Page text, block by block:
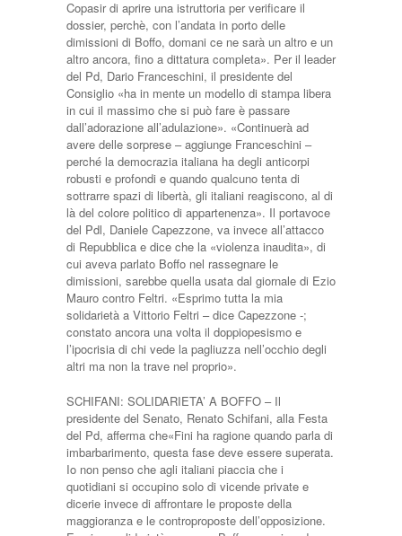
Copasir di aprire una istruttoria per verificare il
dossier, perchè, con l’andata in porto delle
dimissioni di Boffo, domani ce ne sarà un altro e un
altro ancora, fino a dittatura completa». Per il leader
del Pd, Dario Franceschini, il presidente del
Consiglio «ha in mente un modello di stampa libera
in cui il massimo che si può fare è passare
dall’adorazione all’adulazione». «Continuerà ad
avere delle sorprese – aggiunge Franceschini –
perché la democrazia italiana ha degli anticorpi
robusti e profondi e quando qualcuno tenta di
sottrarre spazi di libertà, gli italiani reagiscono, al di
là del colore politico di appartenenza». Il portavoce
del Pdl, Daniele Capezzone, va invece all’attacco
di Repubblica e dice che la «violenza inaudita», di
cui aveva parlato Boffo nel rassegnare le
dimissioni, sarebbe quella usata dal giornale di Ezio
Mauro contro Feltri. «Esprimo tutta la mia
solidarietà a Vittorio Feltri – dice Capezzone -;
constato ancora una volta il doppiopesismo e
l’ipocrisia di chi vede la pagliuzza nell’occhio degli
altri ma non la trave nel proprio».
SCHIFANI: SOLIDARIETA’ A BOFFO – Il
presidente del Senato, Renato Schifani, alla Festa
del Pd, afferma che«Fini ha ragione quando parla di
imbarbarimento, questa fase deve essere superata.
Io non penso che agli italiani piaccia che i
quotidiani si occupino solo di vicende private e
dicerie invece di affrontare le proposte della
maggioranza e le controproposte dell’opposizione.